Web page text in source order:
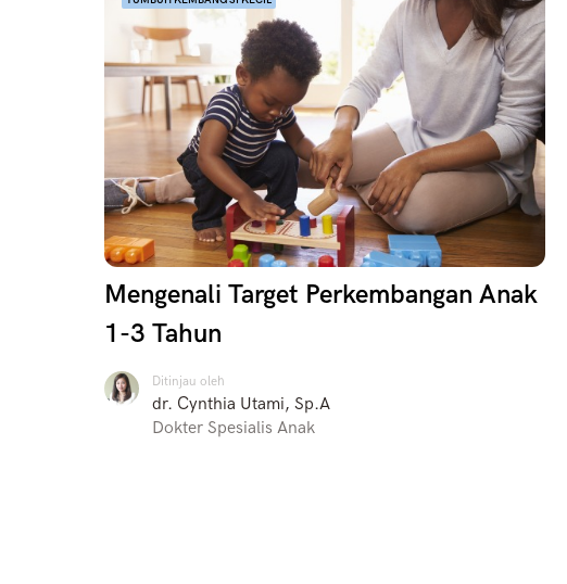
Mengenali Target Perkembangan Anak
1-3 Tahun
Ditinjau oleh
dr. Cynthia Utami, Sp.A
Dokter Spesialis Anak